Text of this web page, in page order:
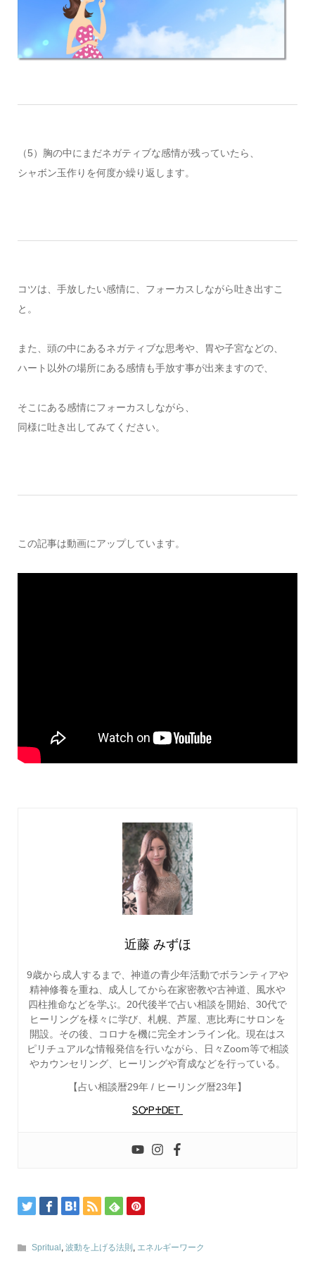
（5）胸の中にまだネガティブな感情が残っていたら、
シャボン玉作りを何度か繰り返します。
コツは、手放したい感情に、フォーカスしながら吐き出すこ
と。
また、頭の中にあるネガティブな思考や、胃や子宮などの、
ハート以外の場所にある感情も手放す事が出来ますので、
そこにある感情にフォーカスしながら、
同様に吐き出してみてください。
この記事は動画にアップしています。
近藤 みずほ
9歳から成人するまで、神道の青少年活動でボランティアや
精神修養を重ね、成人してから在家密教や古神道、風水や
四柱推命などを学ぶ。20代後半で占い相談を開始、30代で
ヒーリングを様々に学び、札幌、芦屋、恵比寿にサロンを
開設。その後、コロナを機に完全オンライン化。現在はス
ピリチュアルな情報発信を行いながら、日々Zoom等で相談
やカウンセリング、ヒーリングや育成などを行っている。
【占い相談暦29年 / ヒーリング暦23年】
ᏚᎤᏢ♰ᎠᎬᎢ
Spritual , 波動を上げる法則 , エネルギーワーク